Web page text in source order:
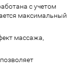
с учетом
максимальный
массажа,